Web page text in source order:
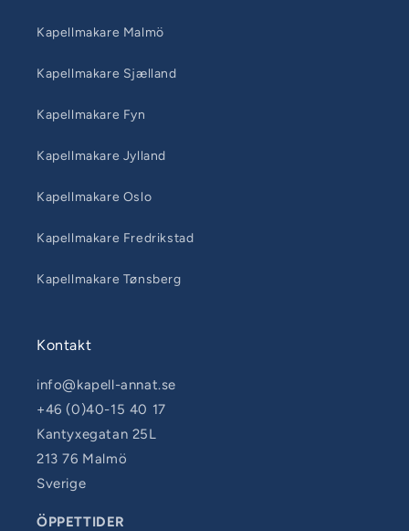
Kapellmakare Malmö
Kapellmakare Sjælland
Kapellmakare Fyn
Kapellmakare Jylland
Kapellmakare Oslo
Kapellmakare Fredrikstad
Kapellmakare Tønsberg
Kontakt
info@kapell-annat.se
+46 (0)40-15 40 17
Kantyxegatan 25L
213 76 Malmö
Sverige
ÖPPETTIDER